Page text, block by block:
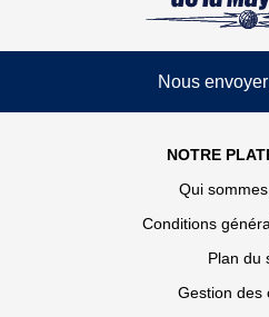
Nous
NOTRE
Qui
Conditions
Plan du
Gestion des